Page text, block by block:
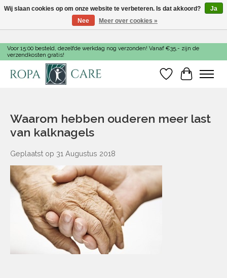
Voor 15:00 besteld, dezelfde werkdag nog verzonden! Vanaf €35,- zijn de
verzendkosten gratis!
Verlanglijst
Waarom hebben ouderen meer last
van kalknagels
Geplaatst op 31 Augustus 2018
Wij slaan cookies op om onze website te verbeteren. Is dat akkoord?
Ja
Nee
Meer over cookies »